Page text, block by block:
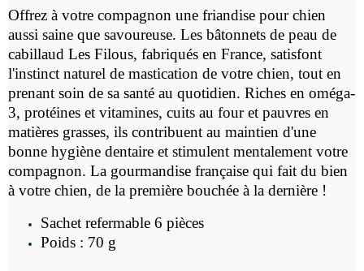
Offrez à votre compagnon une friandise pour chien
aussi saine que savoureuse. Les bâtonnets de peau de
cabillaud Les Filous, fabriqués en France, satisfont
l'instinct naturel de mastication de votre chien, tout en
prenant soin de sa santé au quotidien. Riches en oméga-
3, protéines et vitamines, cuits au four et pauvres en
matières grasses, ils contribuent au maintien d'une
bonne hygiène dentaire et stimulent mentalement votre
compagnon. La gourmandise française qui fait du bien
à votre chien, de la première bouchée à la dernière !
Sachet refermable 6 pièces
Poids : 70 g